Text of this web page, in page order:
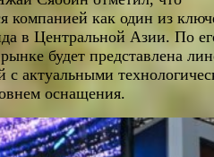
компанией как один из
в Центральной Азии. По
будет представлена
с актуальными
оснащения.